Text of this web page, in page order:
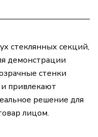
стеклянных секций,
демонстрации
стенки
привлекают
решение для
лицом.